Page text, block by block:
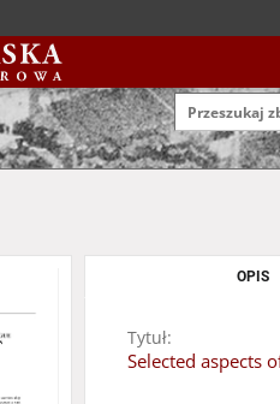
OPIS
Tytuł:
Selected aspects